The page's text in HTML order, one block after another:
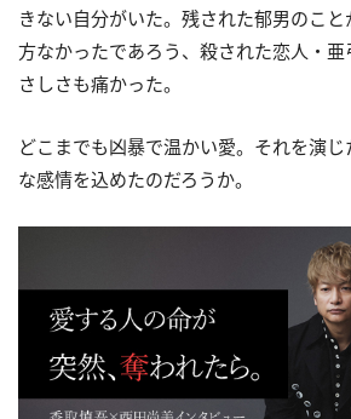
きない自分がいた。残された郁男のこ
方なかったであろう、殺された恋人・
さしさも痛かった。
どこまでも凶暴で温かい愛。それを演
な感情を込めたのだろうか。